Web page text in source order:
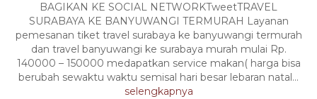
BAGIKAN KE SOCIAL NETWORKTweetTRAVEL
SURABAYA KE BANYUWANGI TERMURAH Layanan
pemesanan tiket travel surabaya ke banyuwangi termurah
dan travel banyuwangi ke surabaya murah mulai Rp.
140000 – 150000 medapatkan service makan( harga bisa
berubah sewaktu waktu semisal hari besar lebaran natal...
selengkapnya